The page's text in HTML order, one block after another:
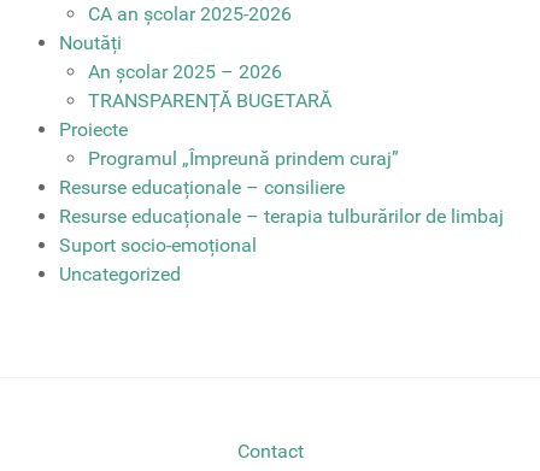
CA an școlar 2025-2026
Noutăți
An școlar 2025 – 2026
TRANSPARENȚĂ BUGETARĂ
Proiecte
Programul „Împreună prindem curaj”
Resurse educaționale – consiliere
Resurse educaționale – terapia tulburărilor de limbaj
Suport socio-emoțional
Uncategorized
Contact